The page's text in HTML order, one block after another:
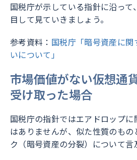
国税庁が示している指針に沿っ
目して見ていきましょう。
参考資料： 国税庁「暗号資産に
いについて」
市場価値がない仮想通
受け取った場合
国税庁の指針ではエアドロップ
はありませんが、似た性質のもの
ク（暗号資産の分裂）について言